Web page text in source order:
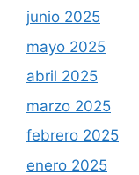
junio 2025
mayo 2025
abril 2025
marzo 2025
febrero 2025
enero 2025